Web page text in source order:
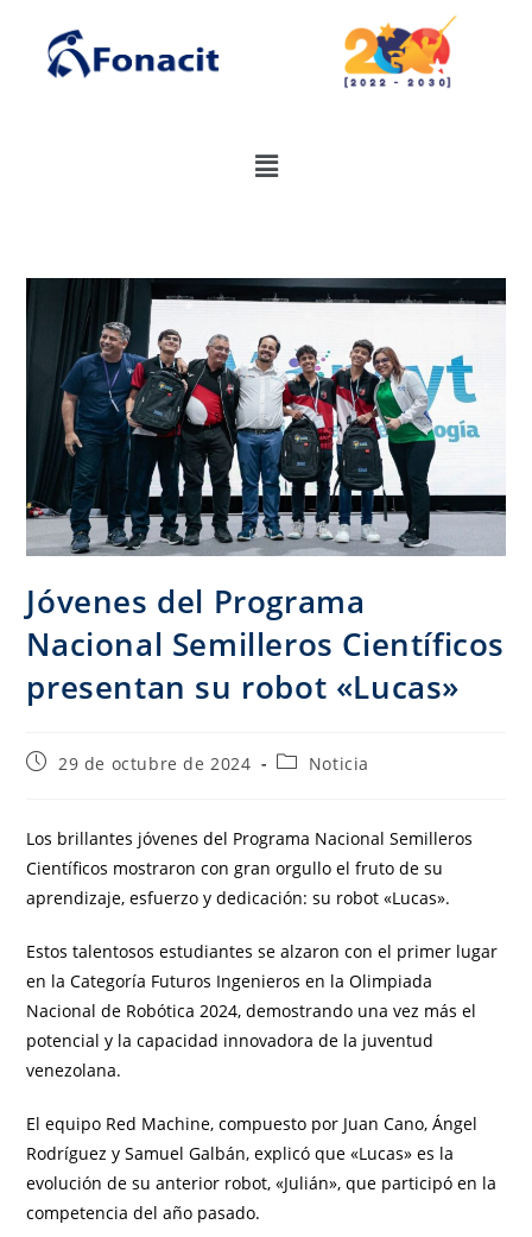
Jóvenes del Programa
Nacional Semilleros Científicos
presentan su robot «Lucas»
29 de octubre de 2024 Noticia
Los brillantes jóvenes del Programa Nacional Semilleros
Científicos mostraron con gran orgullo el fruto de su
aprendizaje, esfuerzo y dedicación: su robot «Lucas».
Estos talentosos estudiantes se alzaron con el primer lugar
en la Categoría Futuros Ingenieros en la Olimpiada
Nacional de Robótica 2024, demostrando una vez más el
potencial y la capacidad innovadora de la juventud
venezolana.
El equipo Red Machine, compuesto por Juan Cano, Ángel
Rodríguez y Samuel Galbán, explicó que «Lucas» es la
evolución de su anterior robot, «Julián», que participó en la
competencia del año pasado.